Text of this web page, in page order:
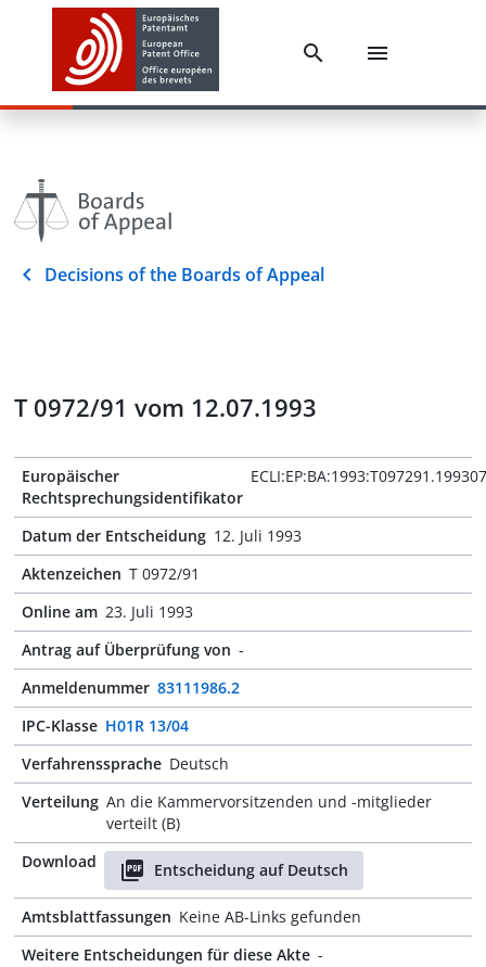
Decisions of the Boards of Appeal
T 0972/91 vom 12.07.1993
Europäischer
Rechtsprechungsidentifikator
Datum der Entscheidung 12. Juli 1993
Aktenzeichen T 0972/91
Online am 23. Juli 1993
Antrag auf Überprüfung von -
Anmeldenummer 83111986.2
IPC-Klasse H01R 13/04
Verfahrenssprache Deutsch
Verteilung An die Kammervorsitzenden und -mitglieder
verteilt (B)
Download
Entscheidung auf Deutsch
Amtsblattfassungen Keine AB-Links gefunden
Weitere Entscheidungen für diese Akte -